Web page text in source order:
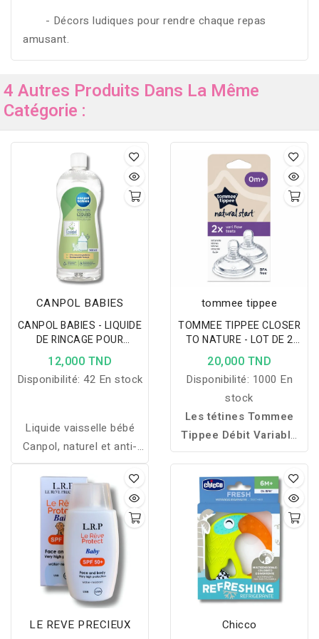
- Décors ludiques pour rendre chaque repas
amusant.
4 Autres Produits Dans La Même
Catégorie :
CANPOL BABIES
CANPOL BABIES - LIQUIDE
DE RINCAGE POUR
TETINES ET BIBERONS 500
ML 1/500
12,000 TND
Disponibilité: 42 En stock
Liquide vaisselle bébé
Canpol, naturel et anti-
allergène, idéal pour
nettoyer biberons, tétines
et accessoires tout en
respectant la peau
sensible.
tommee tippee
TOMMEE TIPPEE CLOSER
TO NATURE - LOT DE 2
TETINES DEBIT VARIABLE
+0MOIS
20,000 TND
Disponibilité: 1000 En
stock
Les tétines Tommee
Tippee Débit Variable
permettent à bébé de
contrôler naturellement le
débit du lait pour une
tétée confortable et
adaptée à son rythme.
LE REVE PRECIEUX Chicco